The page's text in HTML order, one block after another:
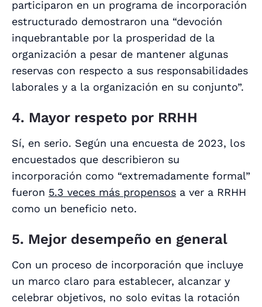
participaron en un programa de incorporación
estructurado demostraron una “devoción
inquebrantable por la prosperidad de la
organización a pesar de mantener algunas
reservas con respecto a sus responsabilidades
laborales y a la organización en su conjunto”.
4. Mayor respeto por RRHH
Sí, en serio. Según una encuesta de 2023, los
encuestados que describieron su
incorporación como “extremadamente formal”
fueron 5.3 veces más propensos a ver a RRHH
como un beneficio neto.
5. Mejor desempeño en general
Con un proceso de incorporación que incluye
un marco claro para establecer, alcanzar y
celebrar objetivos, no solo evitas la rotación